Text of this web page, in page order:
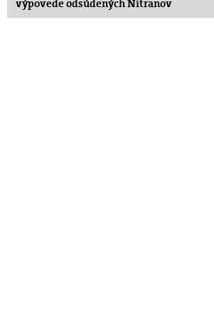
výpovede odsúdených Nitranov